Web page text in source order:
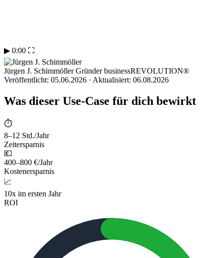
▶ 0:00 ⛶
Jürgen J. Schimmöller Gründer businessREVOLUTION®
Veröffentlicht: 05.06.2026 · Aktualisiert: 06.08.2026
Was dieser Use-Case für dich bewirkt
⏱
8–12 Std./Jahr
Zeitersparnis
💶
400–800 €/Jahr
Kostenersparnis
📈
10x im ersten Jahr
ROI